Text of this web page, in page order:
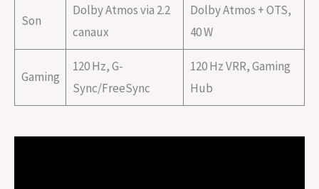
Son
Dolby Atmos via 2.2
canaux
Dolby Atmos + OTS,
40 W
Gaming
120 Hz, G-
Sync/FreeSync
120 Hz VRR, Gaming
Hub